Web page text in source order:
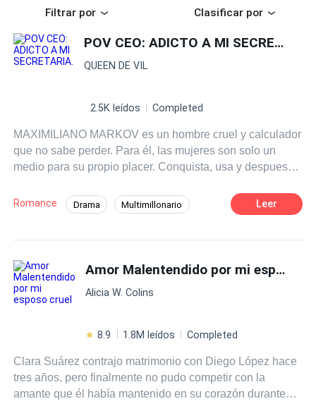
Filtrar por Clasificar por
POV CEO: ADICTO A MI SECRETARIA.
QUEEN DE VIL
2.5K leídos Completed
MAXIMILIANO MARKOV es un hombre cruel y calculador
que no sabe perder. Para él, las mujeres son solo un
medio para su propio placer. Conquista, usa y despues
secretaria. Obsesionado, Maximiliano hace de todo,
cosas impensables solo para tenerla en sus manos y
una herencia, Maximiliano necesita una esposa
intachable, y Victoria es la única pieza que encaja en su
tablero. Lo que empezó como una cacería se convierte en
Solo que, entre deudas y traiciones, ambos corren el
fin, ese CEO se notará que la atracción de su secretaría a
él no es solo física, en realidad ya la ama demasiado,
pero ¿él podrá conseguir el amor de ella?
Romance Drama Multimillonario
Amor Dulce Ritmo Rápido Dominante
Leer
Amor Malentendido por mi esposo cruel
Alicia W. Colins
8.9 1.8M leídos Completed
Clara Suárez contrajo matrimonio con Diego López hace
tres años, pero finalmente no pudo competir con la
amante que él había mantenido en su corazón durante